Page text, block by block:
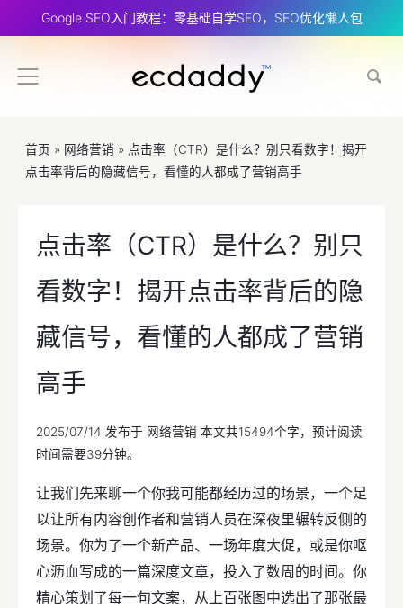
Google SEO入门教程：零基础自学SEO，SEO优化懒人包
首页 » 网络营销 » 点击率（CTR）是什么？别只看数字！揭开
点击率背后的隐藏信号，看懂的人都成了营销高手
点击率（CTR）是什么？别只
看数字！揭开点击率背后的隐
藏信号，看懂的人都成了营销
高手
2025/07/14 发布于 网络营销 本文共15494个字，预计阅读
时间需要39分钟。
让我们先来聊一个你我可能都经历过的场景，一个足
以让所有内容创作者和营销人员在深夜里辗转反侧的
场景。你为了一个新产品、一场年度大促，或是你呕
心沥血写成的一篇深度文章，投入了数周的时间。你
精心策划了每一句文案，从上百张图中选出了那张最